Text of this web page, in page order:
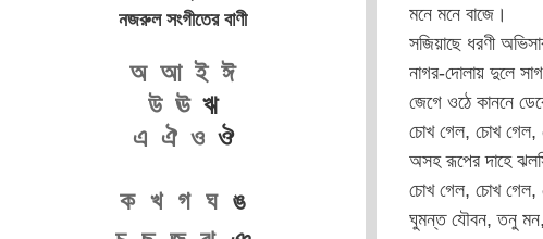
মনে মনে বাজে।
সজিয়াছে ধরণী
নাগর-দোলায় দুলে
জেগে ওঠে কাননে
চোখ গেল, চোখ গেল,
অসহ রূপের দাহে
চোখ গেল, চোখ গেল,
ঘুমন্ত যৌবন, তনু
নজরুল সংগীতের বাণী
অ আ ই ঈ
উ ঊঋ
এ ঐ ওঔ
ক খ গ ঘঙ